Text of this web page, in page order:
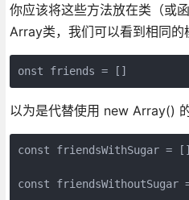
你应该将这些方法放在类（或
Array类，我们可以看到相同的
以为是代替使用 new Array()
const friendsWithSugar = []
const friendsWithoutSugar